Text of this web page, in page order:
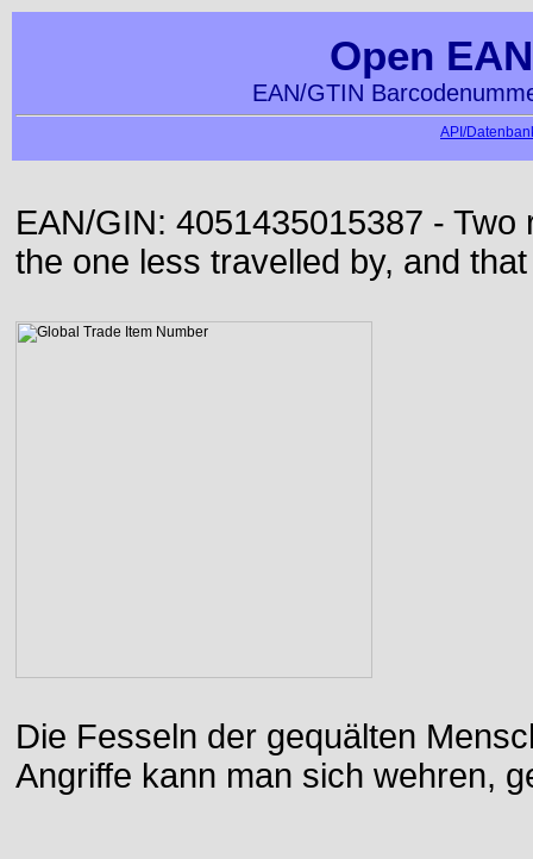
Open
EAN/GTIN
API/
EAN/GIN: 4051435015387 -
the one less travelled by, and
Die Fesseln der gequälten
Angriffe kann man sich wehren,